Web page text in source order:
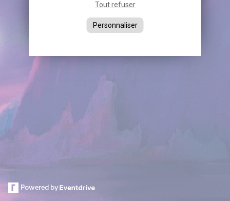
Powered by
Tout refuser
Personnaliser